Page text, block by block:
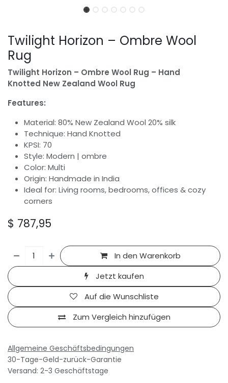
Twilight Horizon – Ombre Wool
Rug
Twilight Horizon – Ombre Wool Rug – Hand
Knotted New Zealand Wool Rug
Features:
Material: 80% New Zealand Wool 20% silk
Technique: Hand Knotted
KPSI: 70
Style: Modern | ombre
Color: Multi
Origin: Handmade in India
Ideal for: Living rooms, bedrooms, offices & cozy
corners
$ 787,95
In den Warenkorb
Jetzt kaufen
Zum Vergleich hinzufügen
Auf die Wunschliste
Allgemeine Geschäftsbedingungen
30-Tage-Geld-zurück-Garantie
Versand: 2-3 Geschäftstage